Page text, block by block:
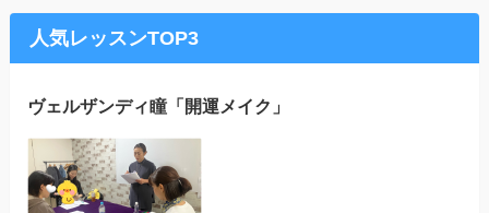
人気レッスンTOP3
ヴェルザンディ瞳「開運メイク」